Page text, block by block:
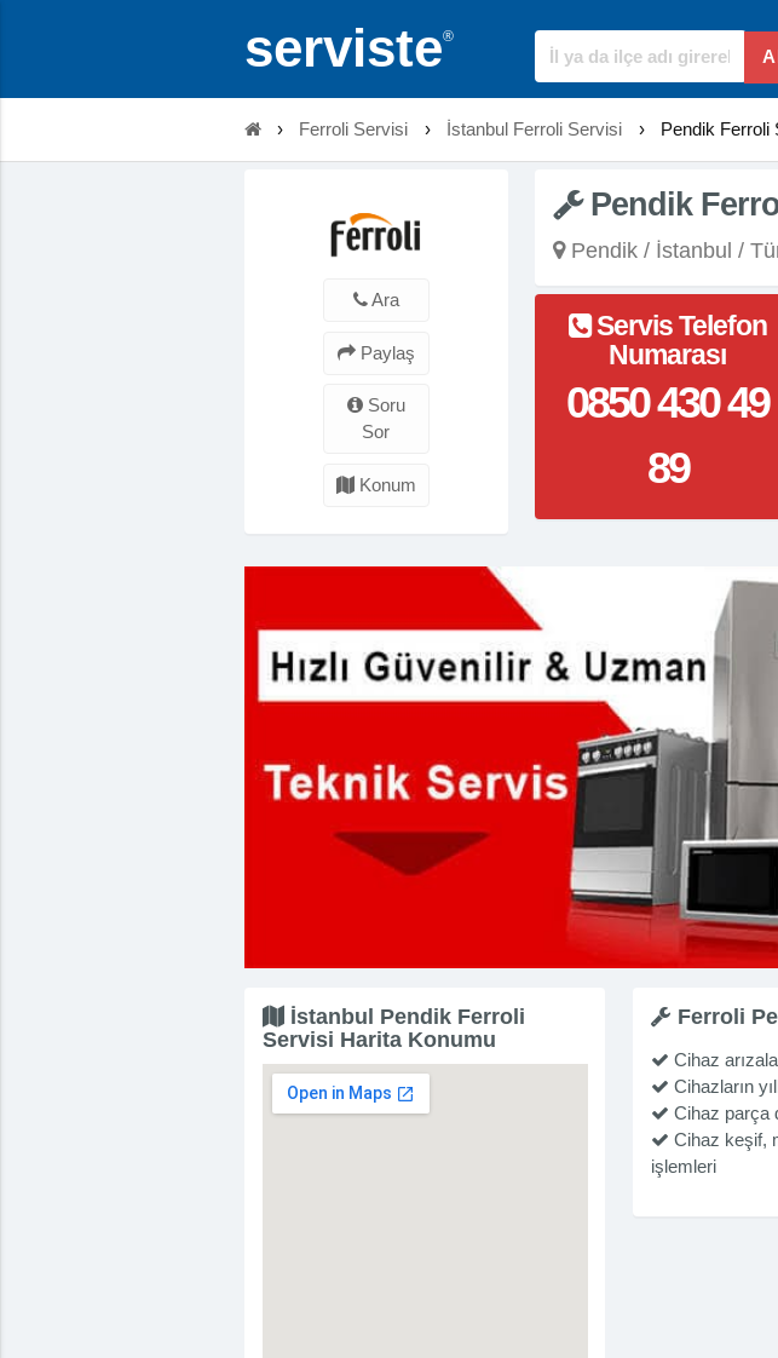
serviste®
› Ferroli Servisi › İstanbul Ferroli Servisi › Pendik Ferroli
Ara
Paylaş
Soru
Sor
Konum
Pendik
Pendik / İstanbul /
Servis Telefon
Numarası
0850 430 49
89
İstanbul Pendik Ferroli
Servisi Harita Konumu
Ferroli
Cihaz
Cihazların
Cihaz parça
Cihaz keşif,
işlemleri